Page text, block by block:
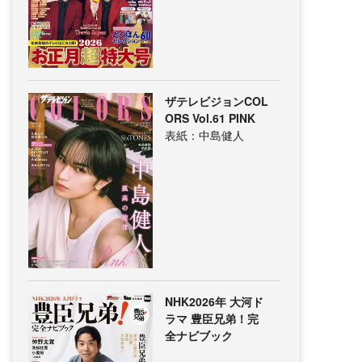
ザテレビジョンCOL
ORS Vol.61 PINK
表紙：中島健人
NHK2026年 大河ド
ラマ 豊臣兄弟！完
全ナビブック